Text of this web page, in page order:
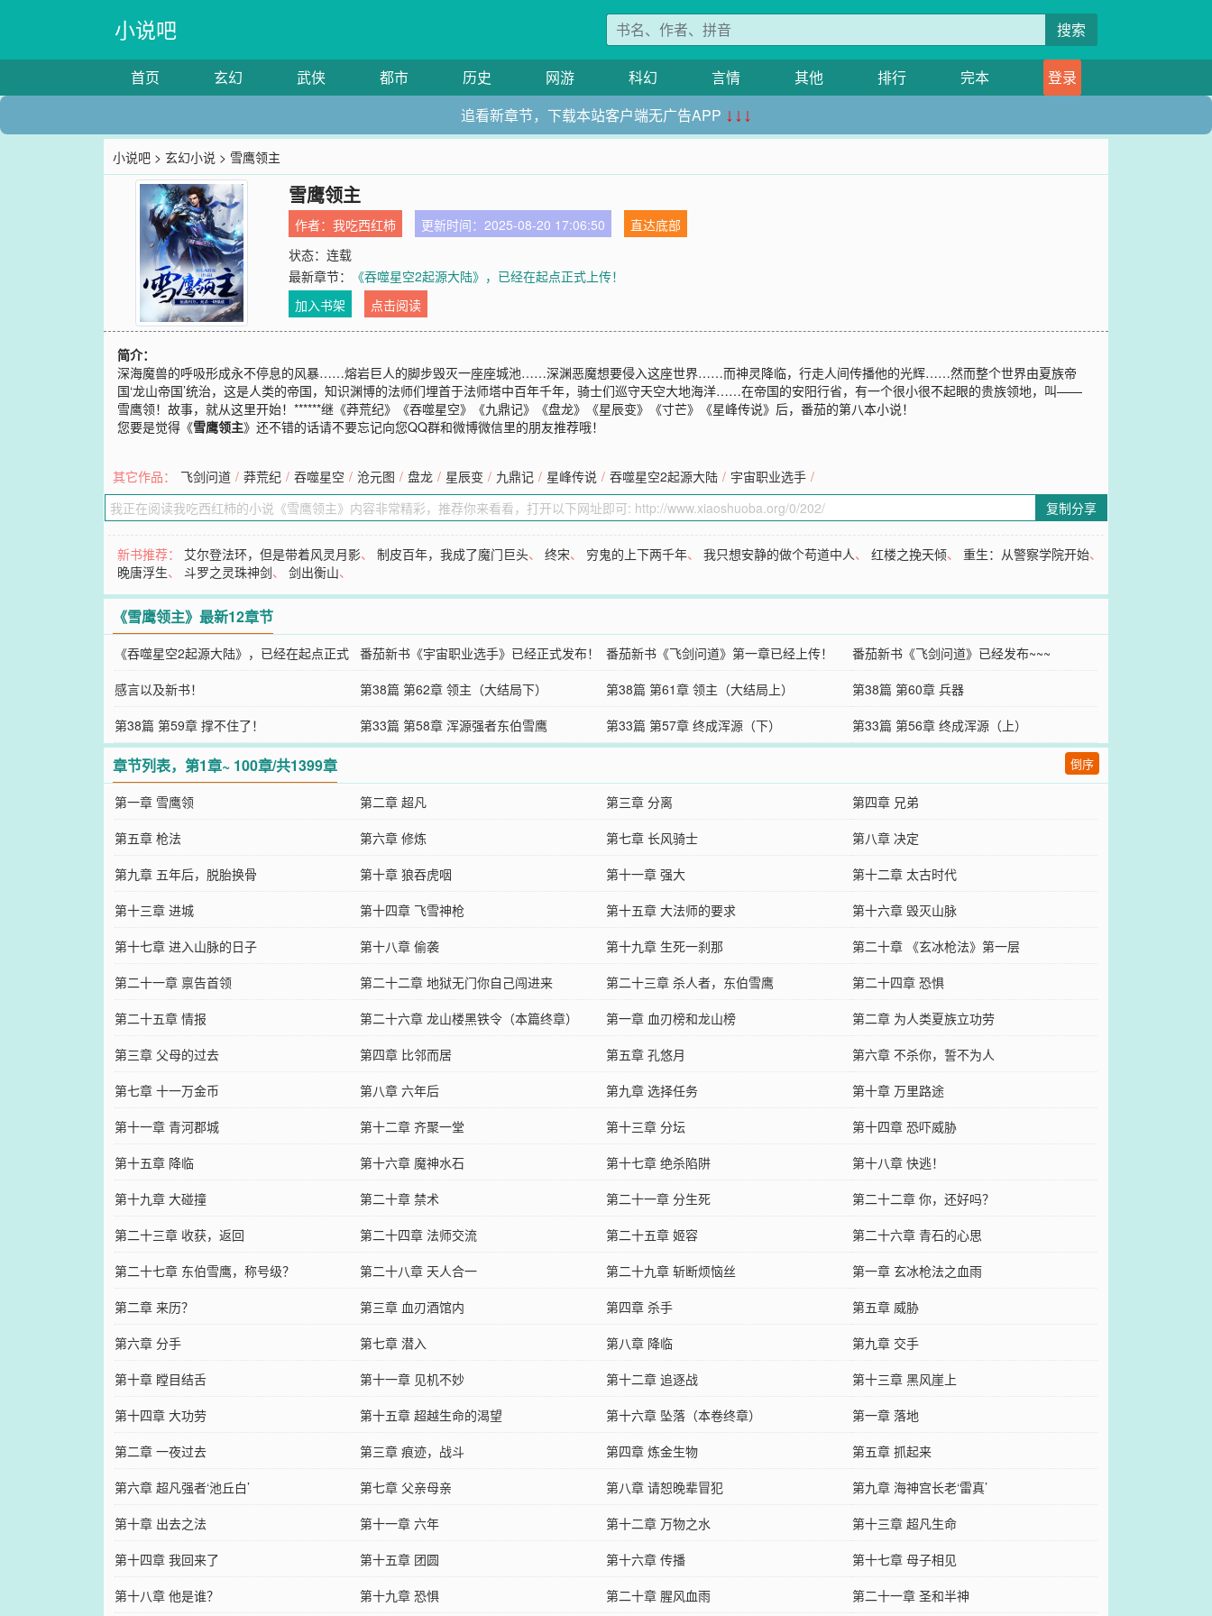
小说吧 搜索
首页 玄幻 武侠 都市 历史 网游 科幻 言情 其他 排行 完本
登录
追看新章节，下载本站客户端无广告APP ↓↓↓
小说吧 >玄幻小说 > 雪鹰领主
雪鹰领主
作者：我吃西红柿 更新时间：2025-08-20 17:06:50
直达底部
状态：连载
最新章节：
《吞噬星空2起源大陆》，已经在起点正式上传！
加入书架
点击阅读
简介：
深海魔兽的呼吸形成永不停息的风暴……熔岩巨人的脚步毁灭一座座城池……深渊恶魔想要侵入这座世界……而神灵降临，行走人间传播他的光辉……然而整个世界由夏族帝
国‘龙山帝国’统治，这是人类的帝国，知识渊博的法师们埋首于法师塔中百年千年，骑士们巡守天空大地海洋……在帝国的安阳行省，有一个很小很不起眼的贵族领地，叫——
雪鹰领！故事，就从这里开始！******继《莽荒纪》《吞噬星空》《九鼎记》《盘龙》《星辰变》《寸芒》《星峰传说》后，番茄的第八本小说！
您要是觉得《雪鹰领主》还不错的话请不要忘记向您QQ群和微博微信里的朋友推荐哦！
其它作品： 飞剑问道 / 莽荒纪 / 吞噬星空 / 沧元图 / 盘龙 / 星辰变 / 九鼎记 / 星峰传说 / 吞噬星空2起源大陆 / 宇宙职业选手 /
复制分享
新书推荐： 艾尔登法环，但是带着风灵月影、制皮百年，我成了魔门巨头、终宋、 穷鬼的上下两千年、我只想安静的做个苟道中人、红楼之挽天倾、重生：从警察学院开始、
晚唐浮生、斗罗之灵珠神剑、剑出衡山、
《雪鹰领主》最新12章节
《吞噬星空2起源大陆》，已经在起点正式
上传！
番茄新书《宇宙职业选手》已经正式发布！ 番茄新书《飞剑问道》第一章已经上传！
番茄新书《飞剑问道》已经发布~~~
感言以及新书！
第38篇 第62章 领主（大结局下） 第38篇 第61章 领主（大结局上）
第38篇 第60章 兵器
第38篇 第59章 撑不住了！
第33篇 第58章 浑源强者东伯雪鹰 第33篇 第57章 终成浑源（下） 第33篇 第56章 终成浑源（上）
章节列表，第1章~ 100章/共1399章 倒序
第一章 雪鹰领 第二章 超凡 第三章 分离
第四章 兄弟
第五章 枪法
第六章 修炼 第七章 长风骑士
第八章 决定
第九章 五年后，脱胎换骨
第十章 狼吞虎咽 第十一章 强大
第十二章 太古时代
第十三章 进城
第十四章 飞雪神枪 第十五章 大法师的要求
第十六章 毁灭山脉
第十七章 进入山脉的日子
第十八章 偷袭 第十九章 生死一刹那
第二十章 《玄冰枪法》第一层
第二十一章 禀告首领
第二十二章 地狱无门你自己闯进来 第二十三章 杀人者，东伯雪鹰
第二十四章 恐惧
第二十五章 情报
第二十六章 龙山楼黑铁令（本篇终章） 第一章 血刃榜和龙山榜
第二章 为人类夏族立功劳
第三章 父母的过去
第四章 比邻而居 第五章 孔悠月
第六章 不杀你，誓不为人
第七章 十一万金币
第八章 六年后 第九章 选择任务
第十章 万里路途
第十一章 青河郡城
第十二章 齐聚一堂 第十三章 分坛
第十四章 恐吓威胁
第十五章 降临
第十六章 魔神水石 第十七章 绝杀陷阱
第十八章 快逃！
第十九章 大碰撞
第二十章 禁术 第二十一章 分生死
第二十二章 你，还好吗？
第二十三章 收获，返回
第二十四章 法师交流 第二十五章 姬容
第二十六章 青石的心思
第二十七章 东伯雪鹰，称号级？
第二十八章 天人合一 第二十九章 斩断烦恼丝
第一章 玄冰枪法之血雨
第二章 来历？
第三章 血刃酒馆内 第四章 杀手
第五章 威胁
第六章 分手
第七章 潜入 第八章 降临
第九章 交手
第十章 瞠目结舌
第十一章 见机不妙 第十二章 追逐战
第十三章 黑风崖上
第十四章 大功劳
第十五章 超越生命的渴望 第十六章 坠落（本卷终章）
第一章 落地
第二章 一夜过去
第三章 痕迹，战斗 第四章 炼金生物
第五章 抓起来
第六章 超凡强者‘池丘白’
第七章 父亲母亲 第八章 请恕晚辈冒犯
第九章 海神宫长老‘雷真’
第十章 出去之法
第十一章 六年 第十二章 万物之水
第十三章 超凡生命
第十四章 我回来了
第十五章 团圆 第十六章 传播
第十七章 母子相见
第十八章 他是谁？
第十九章 恐惧 第二十章 腥风血雨 第二十一章 圣和半神